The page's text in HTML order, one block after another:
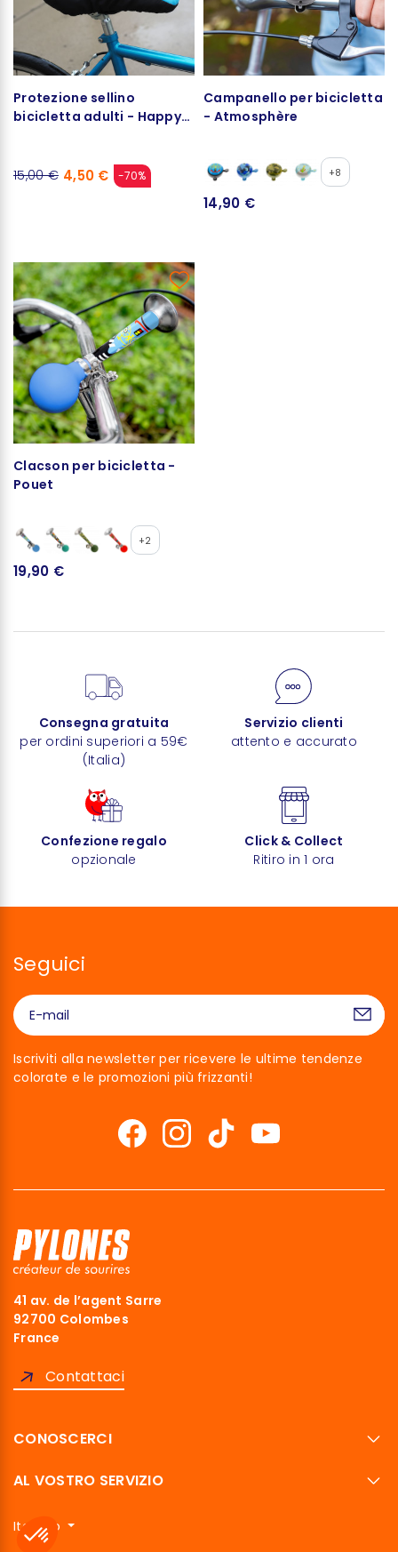
Protezione sellino
bicicletta adulti - Happy
15,00 € 4,50 € -70%
Campanello per bicicletta
- Atmosphère
+8
14,90 €
Clacson per bicicletta -
Pouet
+2
19,90 €
Consegna gratuita
per ordini superiori a 59€
(Italia)
Servizio clienti
attento e accurato
Confezione regalo
opzionale
Click & Collect
Ritiro in 1 ora
Seguici
Iscriviti alla newsletter per ricevere le ultime tendenze
colorate e le promozioni più frizzanti!
41 av. de l’agent Sarre
92700 Colombes
France
Contattaci
CONOSCERCI
AL VOSTRO SERVIZIO
Italiano